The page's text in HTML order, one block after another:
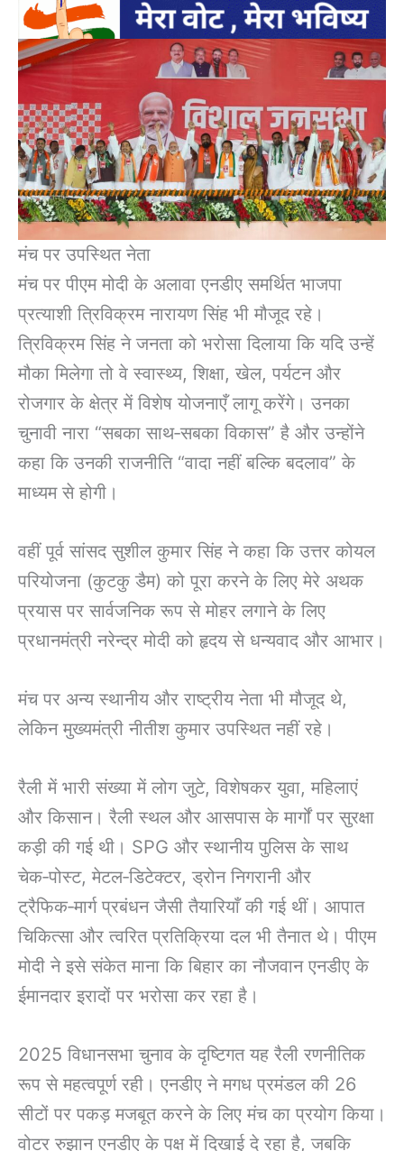
मंच पर उपस्थित नेता
मंच पर पीएम मोदी के अलावा एनडीए समर्थित भाजपा
प्रत्याशी त्रिविक्रम नारायण सिंह भी मौजूद रहे।
त्रिविक्रम सिंह ने जनता को भरोसा दिलाया कि यदि उन्हें
मौका मिलेगा तो वे स्वास्थ्य, शिक्षा, खेल, पर्यटन और
रोजगार के क्षेत्र में विशेष योजनाएँ लागू करेंगे। उनका
चुनावी नारा “सबका साथ‑सबका विकास” है और उन्होंने
कहा कि उनकी राजनीति “वादा नहीं बल्कि बदलाव” के
माध्यम से होगी।
वहीं पूर्व सांसद सुशील कुमार सिंह ने कहा कि उत्तर कोयल
परियोजना (कुटकु डैम) को पूरा करने के लिए मेरे अथक
प्रयास पर सार्वजनिक रूप से मोहर लगाने के लिए
प्रधानमंत्री नरेन्द्र मोदी को हृदय से धन्यवाद और आभार।
मंच पर अन्य स्थानीय और राष्ट्रीय नेता भी मौजूद थे,
लेकिन मुख्यमंत्री नीतीश कुमार उपस्थित नहीं रहे।
रैली में भारी संख्या में लोग जुटे, विशेषकर युवा, महिलाएं
और किसान। रैली स्थल और आसपास के मार्गों पर सुरक्षा
कड़ी की गई थी। SPG और स्थानीय पुलिस के साथ
चेक‑पोस्ट, मेटल‑डिटेक्टर, ड्रोन निगरानी और
ट्रैफिक‑मार्ग प्रबंधन जैसी तैयारियाँ की गई थीं। आपात
चिकित्सा और त्वरित प्रतिक्रिया दल भी तैनात थे। पीएम
मोदी ने इसे संकेत माना कि बिहार का नौजवान एनडीए के
ईमानदार इरादों पर भरोसा कर रहा है।
2025 विधानसभा चुनाव के दृष्टिगत यह रैली रणनीतिक
रूप से महत्वपूर्ण रही। एनडीए ने मगध प्रमंडल की 26
सीटों पर पकड़ मजबूत करने के लिए मंच का प्रयोग किया।
वोटर रुझान एनडीए के पक्ष में दिखाई दे रहा है, जबकि